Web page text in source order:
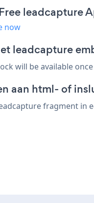
leadcapture
now
leadcapture
will be available
aan html- of
fragment in